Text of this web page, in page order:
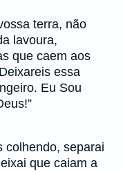
terra, não
lavoura,
que caem aos
essa
Eu Sou
colhendo, separai
que caiam a